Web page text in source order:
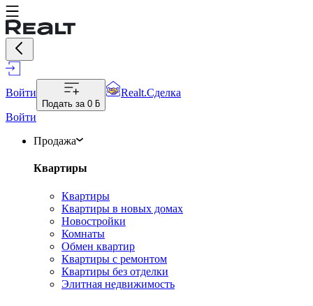
Войти
Подать за 0 ƃ
Realt.Сделка
Войти
Продажа
Квартиры
Квартиры
Квартиры в новых домах
Новостройки
Комнаты
Обмен квартир
Квартиры с ремонтом
Квартиры без отделки
Элитная недвижимость